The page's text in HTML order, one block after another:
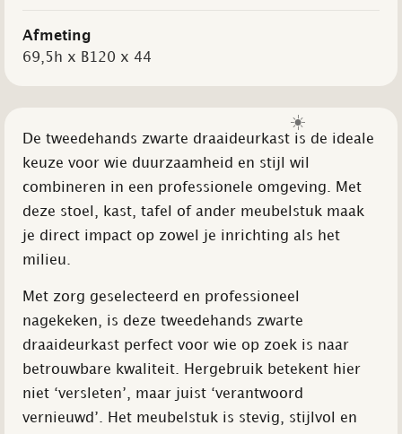
Afmeting
69,5h x B120 x 44
De tweedehands zwarte draaideurkast is de ideale
keuze voor wie duurzaamheid en stijl wil
combineren in een professionele omgeving. Met
deze stoel, kast, tafel of ander meubelstuk maak
je direct impact op zowel je inrichting als het
milieu.
Met zorg geselecteerd en professioneel
nagekeken, is deze tweedehands zwarte
draaideurkast perfect voor wie op zoek is naar
betrouwbare kwaliteit. Hergebruik betekent hier
niet ‘versleten’, maar juist ‘verantwoord
vernieuwd’. Het meubelstuk is stevig, stijlvol en
☀️